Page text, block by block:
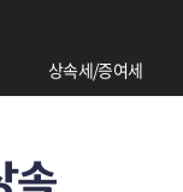
상속세/증여세